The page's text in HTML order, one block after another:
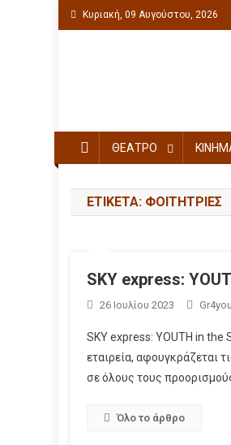
Κυριακή, 09 Αυγούστου, 2026
ΘΕΑΤΡΟ
ΕΤΙΚΈΤΑ: ΦΟΙΤΉΤΡΙΕΣ
SKY express:
26 Ιουλίου 2023 Gr4you
SKY express: YOUTH in the
εταιρεία, αφουγκράζεται
σε όλους τους
Όλο το άρθρο